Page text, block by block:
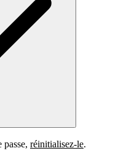
réinitialisez-le.